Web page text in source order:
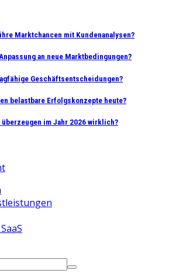
Marktchancen mit Kundenanalysen?
an neue Marktbedingungen?
Geschäftsentscheidungen?
belastbare Erfolgskonzepte heute?
im Jahr 2026 wirklich?